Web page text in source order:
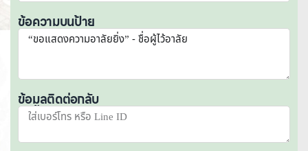
ข้อความบนป้าย
ข้อมูลติดต่อกลับ